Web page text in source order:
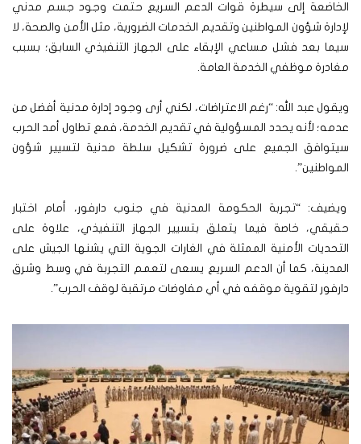
الخاضعة إلى سيطرة قوات الدعم السريع حتمت وجود جسم مدني
لإدارة شؤون المواطنين وتقديم الخدمات الضرورية، مثل الأمن والصحة، لا
سيما بعد فشل مساعي الإبقاء على الجهاز التنفيذي السابق؛ بسبب
مغادرة موظفي الخدمة العامة.
ويقول عبد الله: “رغم الاعتراضات، لكني أرى وجود إدارة مدنية أفضل من
عدمه؛ لأنه يحدد المسؤولية في تقديم الخدمة، فمع تطاول أمد الحرب
سيتوافق الجميع على ضرورة تشكيل سلطة مدنية لتسيير شؤون
المواطنين”.
ويضيف: “تجربة الحكومة المدنية في جنوب دارفور، أمام اختبار
حقيقي، خاصة فيما يتعلق بتسيير الجهاز التنفيذي، علاوة على
التحديات الأمنية الممثلة في الغارات الجوية التي يشنها الجيش على
المدينة، كما أن الدعم السريع يسعى لتعمم التجربة في وسط وشرق
دارفور لتقوية موقفه في أي مفاوضات مرتقبة لوقف الحرب”.